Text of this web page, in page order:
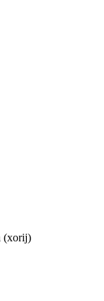
(xorij)